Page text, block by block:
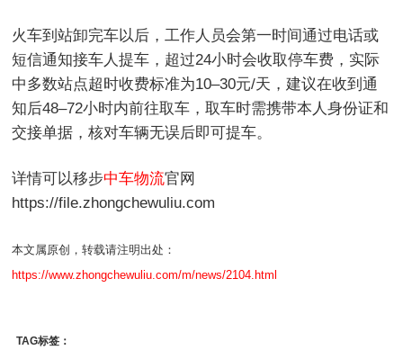
火车到站卸完车以后，工作人员会第一时间通过电话或
短信通知接车人提车，超过24小时会收取停车费，实际
中多数站点超时收费标准为10–30元/天，建议在收到通
知后48–72小时内前往取车，取车时需携带本人身份证和
交接单据，核对车辆无误后即可提车。
详情可以移步中车物流官网
https://file.zhongchewuliu.com
本文属原创，转载请注明出处：
https://www.zhongchewuliu.com/m/news/2104.html
TAG标签：